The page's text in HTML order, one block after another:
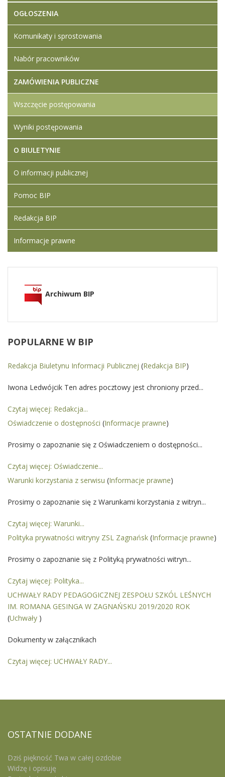
OGŁOSZENIA
Komunikaty i sprostowania
Nabór pracowników
ZAMÓWIENIA PUBLICZNE
Wszczęcie postępowania
Wyniki postępowania
O BIULETYNIE
O informacji publicznej
Pomoc BIP
Redakcja BIP
Informacje prawne
Archiwum BIP
POPULARNE W BIP
Redakcja Biuletynu Informacji Publicznej (Redakcja BIP)
Iwona Ledwójcik Ten adres pocztowy jest chroniony przed...
Czytaj więcej: Redakcja...
Oświadczenie o dostępności (Informacje prawne)
Prosimy o zapoznanie się z Oświadczeniem o dostępności...
Czytaj więcej: Oświadczenie...
Warunki korzystania z serwisu (Informacje prawne)
Prosimy o zapoznanie się z Warunkami korzystania z witryn...
Czytaj więcej: Warunki...
Polityka prywatności witryny ZSL Zagnańsk (Informacje prawne)
Prosimy o zapoznanie się z Polityką prywatności witryn...
Czytaj więcej: Polityka...
UCHWAŁY RADY PEDAGOGICZNEJ ZESPOŁU SZKÓL LEŚNYCH
IM. ROMANA GESINGA W ZAGNAŃSKU 2019/2020 ROK
(Uchwały )
Dokumenty w załącznikach
Czytaj więcej: UCHWAŁY RADY...
OSTATNIE DODANE
Dziś piękność Twa w całej ozdobie
Widzę i opisuję